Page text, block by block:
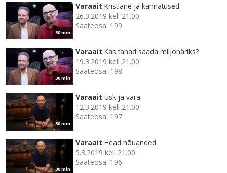
30 min
Varaait Kristlane ja kannatused
26.3.2019 kell 21.00
Saateosa: 199
30 min
Varaait Kas tahad saada miljonäriks?
19.3.2019 kell 21.00
Saateosa: 198
30 min
Varaait Usk ja vara
12.3.2019 kell 21.00
Saateosa: 197
30 min
Varaait Head nõuanded
5.3.2019 kell 21.00
Saateosa: 196